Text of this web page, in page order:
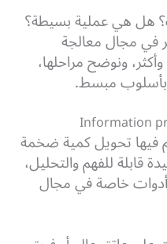
هل هي عملية بسيطة؟
في مجال معالجة
ونوضح مراحلها،
بأسلوب مبسط.
فيها تحويل كمية ضخمة
قابلة للفهم والتحليل،
خاصة في مجال